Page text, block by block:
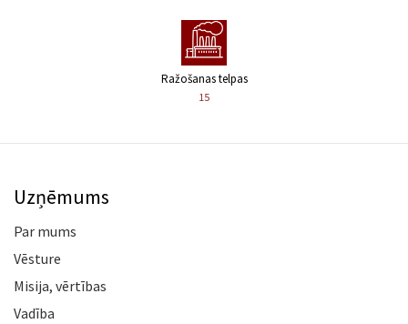
Ražošanas telpas
15
Uzņēmums
Par mums
Vēsture
Misija, vērtības
Vadība